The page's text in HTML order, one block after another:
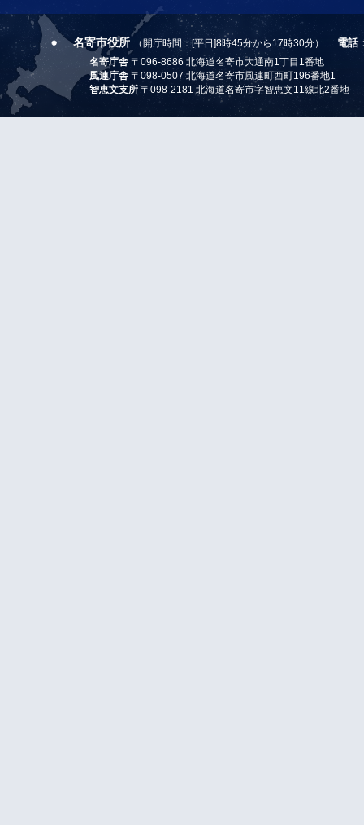
名寄市役所 （開庁時間：[平日]8時45分から17時30分） 電話
名寄庁舎 〒096-8686 北海道名寄市大通南1丁目1番地
風連庁舎 〒098-0507 北海道名寄市風連町西町196番地1
智恵文支所 〒098-2181 北海道名寄市字智恵文11線北2番地